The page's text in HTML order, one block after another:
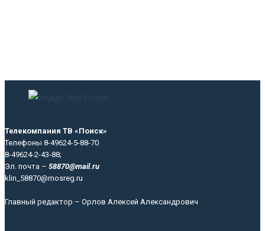
Телекомпания ТВ «Поиск»
Телефоны 8-49624-5-88-70
8-49624-2-43-88;
Эл. почта – 58870@mail.ru
klin_58870@mosreg.ru
Главный редактор – Орлов Алексей Александрович